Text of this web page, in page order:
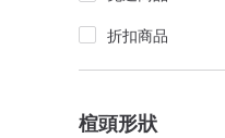
折扣商品
楦頭形狀